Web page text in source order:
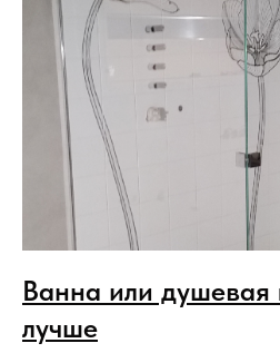
Ванна или душевая
лучше